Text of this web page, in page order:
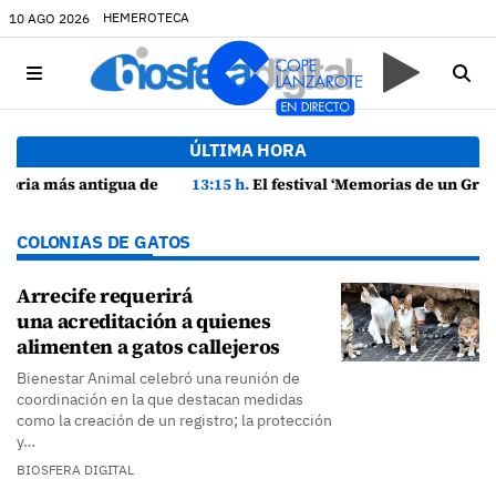
10 AGO 2026 HEMEROTECA
ÚLTIMA HORA
13:15 h.El festival ‘Memorias de un Grillo Blanco’ culmina su primera edición con un gran mural en Punta Mujeres
COLONIAS DE GATOS
Arrecife requerirá
una acreditación a quienes
alimenten a gatos callejeros
Bienestar Animal celebró una reunión de
coordinación en la que destacan medidas
como la creación de un registro; la protección
y…
BIOSFERA DIGITAL